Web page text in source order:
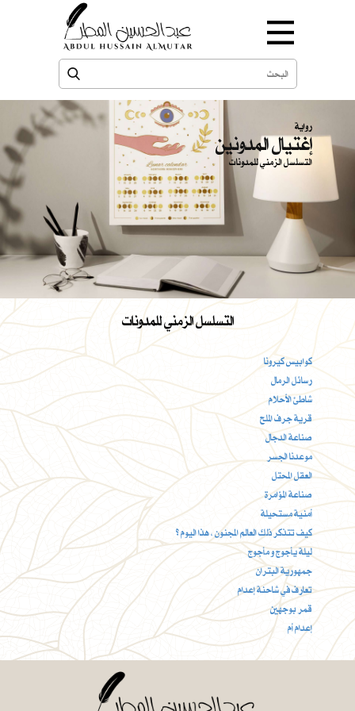
رواية
إغتيال المدونين
التسلسل الزمني للمدونات
التسلسل الزمني للمدونات
كوابيس كيرونا
رسائل الرمال
شاطئ الأحلام
قرية جرف الملح
صناعة الدجال
موعدنا الجسر
العقل المحتل
صناعة المؤامرة
أمنية مستحيلة
كيف تتذكر ذلك العالم المجنون ، هذا اليوم ؟
ليلة يأجوج و مأجوج
جمهورية البتران
تعارف في شاحنة إعدام
قمر بوجهين
إعدام أم